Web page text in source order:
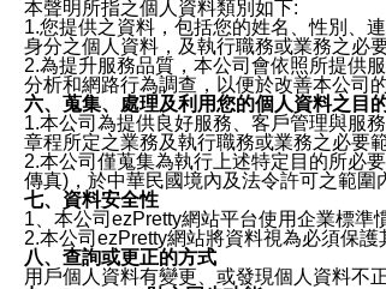
本聲明所指之個人資料類別如下:
1.您提供之資料，包括您的姓名、性別、
身分之個人資料，及執行職務或業務之必
2.為提升服務品質，本公司會依照所提供
分析和網路行為調查，以便於改善本公司
六、蒐集、處理及利用您的個人資料之目
1.本公司為提供良好服務、客戶管理與服
章程所定之業務及執行職務或業務之必要
2.本公司僅蒐集為執行上述特定目的所必
傳真)，於中華民國境內及法令許可之範圍
七、資料安全性
1、本公司ezPretty網站平台使用企業標準
2.本公司ezPretty網站將資料視為必須保
八、查詢或更正的方式
用戶個人資料有變更、或發現個人資料不